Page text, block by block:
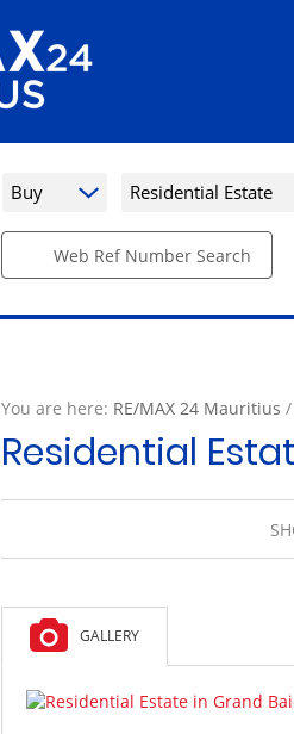
Buy Residential Estate
Web Ref Number Search
You are here: RE/MAX 24 Mauritius /
Residential
GALLERY